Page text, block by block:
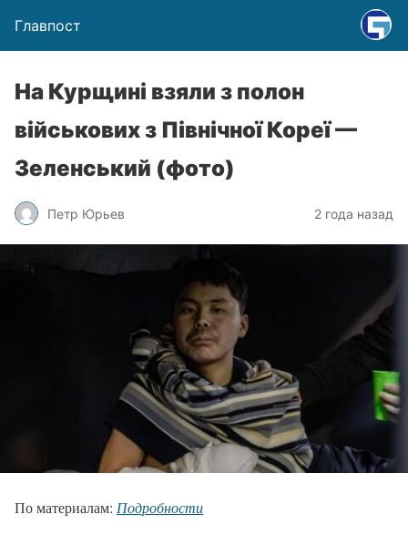
Главпост
На Курщині взяли з полон
військових з Північної Кореї —
Зеленський (фото)
Петр Юрьев 2 года назад
По материалам: Подробности